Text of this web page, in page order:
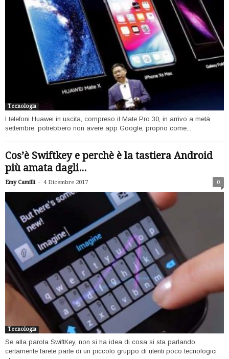
Tecnologia
I telefoni Huawei in uscita, compreso il Mate Pro 30, in arrivo a metà
settembre, potrebbero non avere app Google, proprio come...
Cos’è Swiftkey e perchè è la tastiera Android
più amata dagli...
Emy Camilli - 4 Dicembre 2017 0
Tecnologia
Se alla parola SwiftKey, non si ha idea di cosa si sta parlando,
certamente farete parte di un piccolo gruppo di utenti poco tecnologici